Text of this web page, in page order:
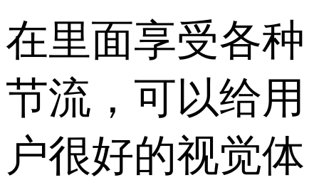
在里面享受各种
节流，可以给用
户很好的视觉体